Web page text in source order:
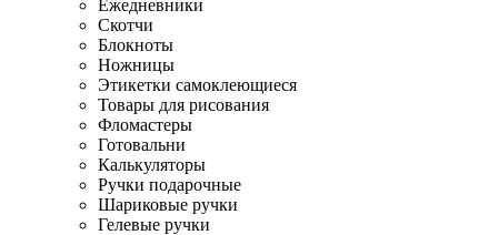
Ежедневники
Скотчи
Блокноты
Ножницы
Этикетки самоклеющиеся
Товары для рисования
Фломастеры
Готовальни
Калькуляторы
Ручки подарочные
Шариковые ручки
Гелевые ручки